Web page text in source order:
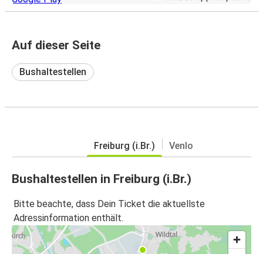
Auf dieser Seite
Bushaltestellen
Freiburg (i.Br.) Venlo
Bushaltestellen in Freiburg (i.Br.)
Bitte beachte, dass Dein Ticket die aktuellste
Adressinformation enthält.